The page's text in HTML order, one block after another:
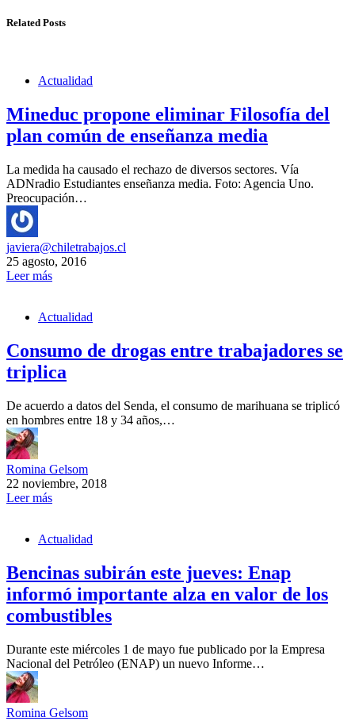
Related Posts
Actualidad
Mineduc propone eliminar Filosofía del
plan común de enseñanza media
La medida ha causado el rechazo de diversos sectores. Vía
ADNradio Estudiantes enseñanza media. Foto: Agencia Uno.
Preocupación…
javiera@chiletrabajos.cl
25 agosto, 2016
Leer más
Actualidad
Consumo de drogas entre trabajadores se
triplica
De acuerdo a datos del Senda, el consumo de marihuana se triplicó
en hombres entre 18 y 34 años,…
Romina Gelsom
22 noviembre, 2018
Leer más
Actualidad
Bencinas subirán este jueves: Enap
informó importante alza en valor de los
combustibles
Durante este miércoles 1 de mayo fue publicado por la Empresa
Nacional del Petróleo (ENAP) un nuevo Informe…
Romina Gelsom